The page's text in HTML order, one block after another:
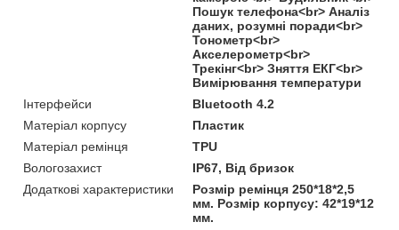
Пошук телефона<br> Аналіз
даних, розумні поради<br>
Тонометр<br>
Акселерометр<br>
Трекінг<br> Зняття ЕКГ<br>
Вимірювання температури
Інтерфейси
Bluetooth 4.2
Матеріал корпусу
Пластик
Матеріал ремінця
TPU
Вологозахист
IP67, Від бризок
Додаткові характеристики
Розмір ремінця 250*18*2,5
мм. Розмір корпусу: 42*19*12
мм.